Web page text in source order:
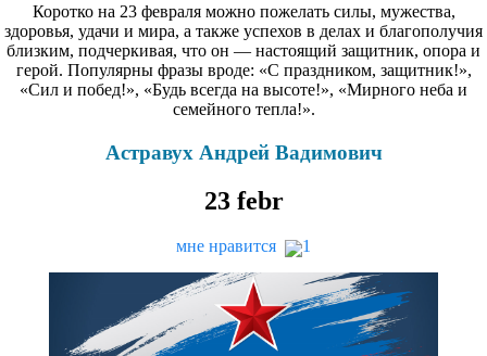
Коротко на 23февраля можно пожелать силы, мужества,
здоровья, удачи и мира, а также успехов в делах и благополучия
близким, подчеркивая, что он — настоящий защитник, опора и
герой. Популярны фразы вроде: «С праздником, защитник!»,
«Сил и побед!», «Будь всегда на высоте!», «Мирного неба и
семейного тепла!».
Астравух Андрей Вадимович
23febr
мне нравится 1